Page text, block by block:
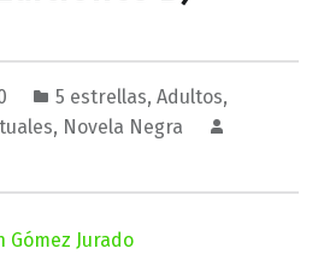
5 estrellas, Adultos,
, Novela Negra
Gómez Jurado